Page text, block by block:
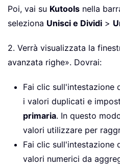
Poi, vai su Kutools nella
seleziona Unisci e Dividi >
2. Verrà visualizzata la
avanzata righe». Dovrai:
Fai clic sull'intestazione
i valori duplicati e
primaria. In questo
valori utilizzare per
Fai clic sull'intestazione
valori numerici da